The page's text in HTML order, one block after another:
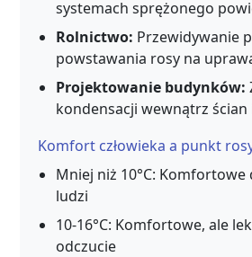
systemach sprężonego
Rolnictwo: Przewidywanie
powstawania rosy na
Projektowanie budynków:
kondensacji wewnątrz ścian
Komfort człowieka a punkt
Mniej niż 10°C: Komfortowe
ludzi
10-16°C: Komfortowe, ale
odczucie